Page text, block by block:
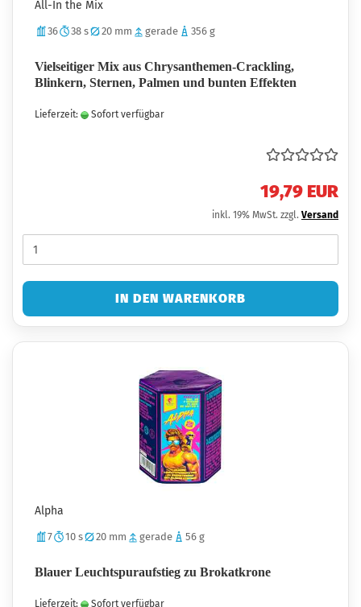
All-In the Mix
36 38 s 20 mm gerade 356 g
Vielseitiger Mix aus Chrysanthemen-Crackling,
Blinkern, Sternen, Palmen und bunten Effekten
Lieferzeit: Sofort verfügbar
19,79 EUR
inkl. 19% MwSt. zzgl. Versand
IN DEN WARENKORB
Alpha
7 10 s 20 mm gerade 56 g
Blauer Leuchtspuraufstieg zu Brokatkrone
Lieferzeit: Sofort verfügbar